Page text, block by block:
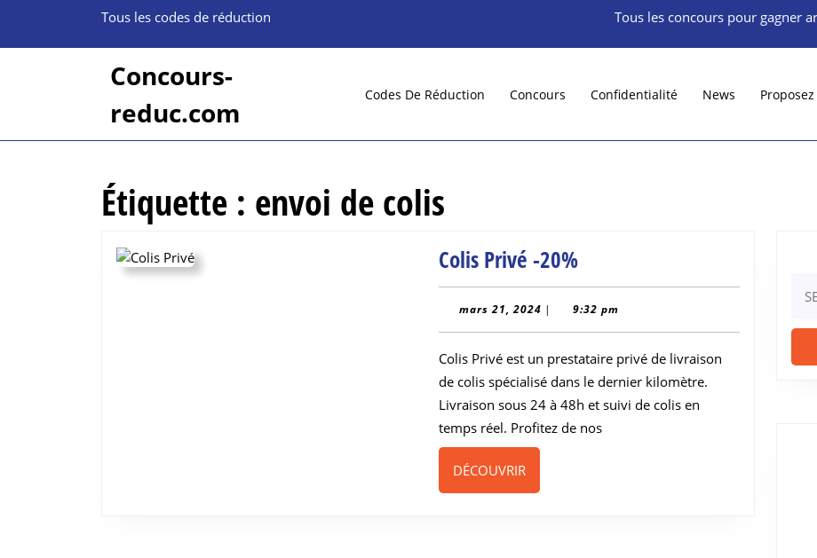
content
Tous les codes de réduction Tous les concours pour gagner
Concours-
reduc.com
Codes De Réduction Concours Confidentialité News
Étiquette : envoi de colis
Colis Privé -20%Colis
Privé
-20%
mars 21, 2024 mars
| 9:32 pm
Colis Privé est un prestataire privé de livraison
de colis spécialisé dans le dernier kilomètre.
Livraison sous 24 à 48h et suivi de colis en
temps réel. Profitez de nos
DÉCOUVRIRDÉCOUVRIR
for: